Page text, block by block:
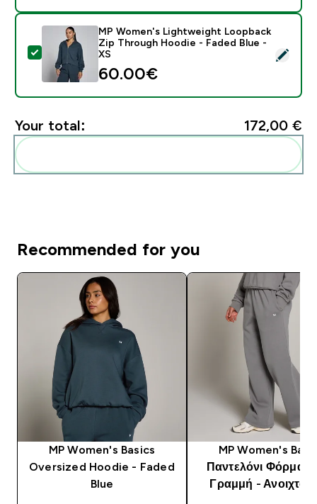
Select this product - MP Women's Lightweight
MP Women's Lightweight Loopback
Zip Through Hoodie - Faded Blue -
XS
60.00€‎
Your total: 172,00 €‎
Recommended for you
MP Women's Basics
Oversized Hoodie - Faded
Blue
MP Women's
Παντελόνι Φόρμας
Γραμμή - Ανοιχτό